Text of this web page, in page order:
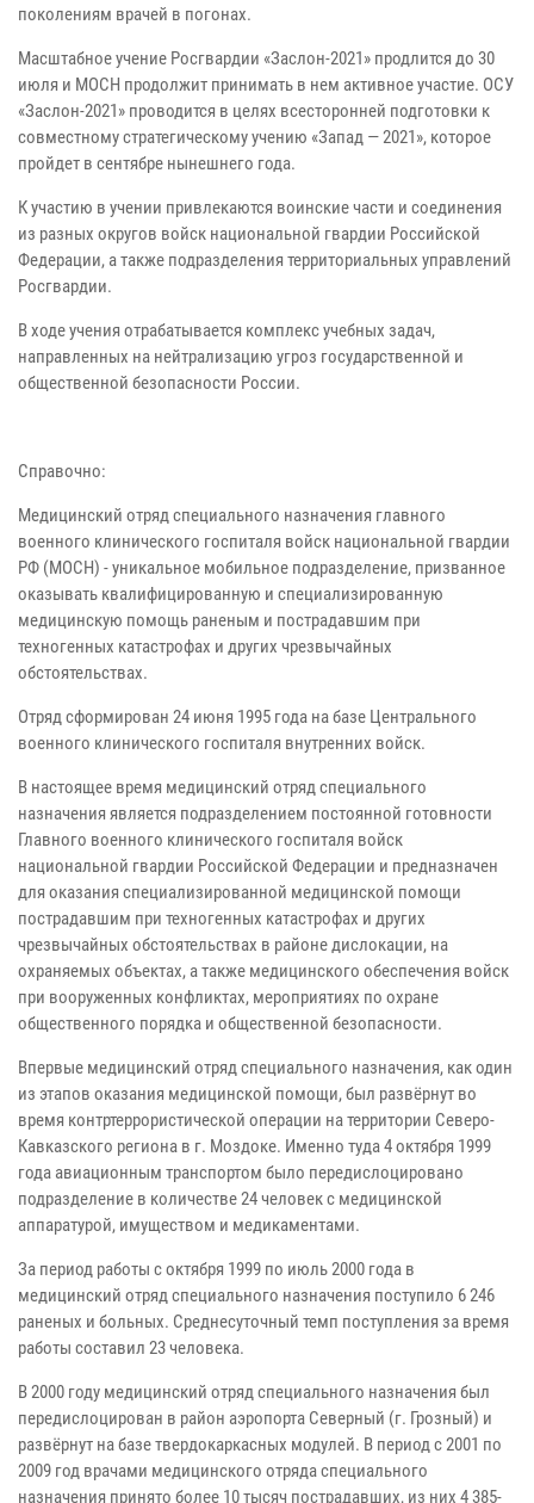
поколениям врачей в погонах.
Масштабное учение Росгвардии «Заслон-2021» продлится до 30
июля и МОСН продолжит принимать в нем активное участие. ОСУ
«Заслон-2021» проводится в целях всесторонней подготовки к
совместному стратегическому учению «Запад — 2021», которое
пройдет в сентябре нынешнего года.
К участию в учении привлекаются воинские части и соединения
из разных округов войск национальной гвардии Российской
Федерации, а также подразделения территориальных управлений
Росгвардии.
В ходе учения отрабатывается комплекс учебных задач,
направленных на нейтрализацию угроз государственной и
общественной безопасности России.
Справочно:
Медицинский отряд специального назначения главного
военного клинического госпиталя войск национальной гвардии
РФ (МОСН) - уникальное мобильное подразделение, призванное
оказывать квалифицированную и специализированную
медицинскую помощь раненым и пострадавшим при
техногенных катастрофах и других чрезвычайных
обстоятельствах.
Отряд сформирован 24 июня 1995 года на базе Центрального
военного клинического госпиталя внутренних войск.
В настоящее время медицинский отряд специального
назначения является подразделением постоянной готовности
Главного военного клинического госпиталя войск
национальной гвардии Российской Федерации и предназначен
для оказания специализированной медицинской помощи
пострадавшим при техногенных катастрофах и других
чрезвычайных обстоятельствах в районе дислокации, на
охраняемых объектах, а также медицинского обеспечения войск
при вооруженных конфликтах, мероприятиях по охране
общественного порядка и общественной безопасности.
Впервые медицинский отряд специального назначения, как один
из этапов оказания медицинской помощи, был развёрнут во
время контртеррористической операции на территории Северо-
Кавказского региона в г. Моздоке. Именно туда 4 октября 1999
года авиационным транспортом было передислоцировано
подразделение в количестве 24 человек с медицинской
аппаратурой, имуществом и медикаментами.
За период работы с октября 1999 по июль 2000 года в
медицинский отряд специального назначения поступило 6 246
раненых и больных. Среднесуточный темп поступления за время
работы составил 23 человека.
В 2000 году медицинский отряд специального назначения был
передислоцирован в район аэропорта Северный (г. Грозный) и
развёрнут на базе твердокаркасных модулей. В период с 2001 по
2009 год врачами медицинского отряда специального
назначения принято более 10 тысяч пострадавших, из них 4 385-